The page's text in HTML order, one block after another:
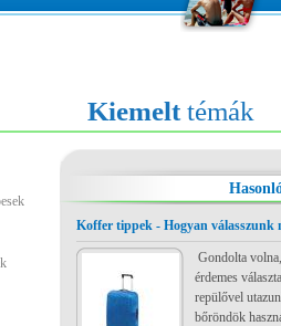
Kiemelttémák
Koffer tippek - Hogyan válasszunk
Gondolta
érdemes
repülővel
bőröndök